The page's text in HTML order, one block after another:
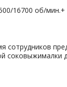
16700 об/
сотрудников
соковыжималки